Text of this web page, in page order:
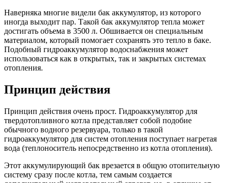
Наверняка многие видели бак аккумулятор, из которого
иногда выходит пар. Такой бак аккумулятор тепла может
достигать объема в 3500 л. Обшивается он специальным
материалом, который помогает сохранять это тепло в баке.
Подобный гидроаккумулятор водоснабжения может
использоваться как в открытых, так и закрытых системах
отопления.
Принцип действия
Принцип действия очень прост. Гидроаккумулятор для
твердотопливного котла представляет собой подобие
обычного водного резервуара, только в такой
гидроаккумулятор для систем отопления поступает нагретая
вода (теплоноситель непосредственно из котла отопления).
Этот аккумулирующий бак врезается в общую отопительную
систему сразу после котла, тем самым создается